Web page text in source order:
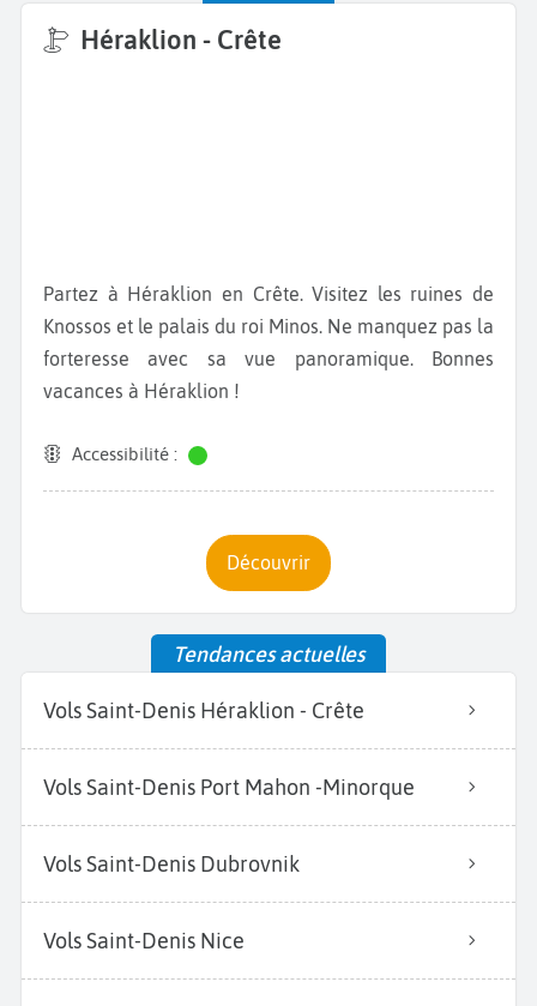
Héraklion - Crête
Partez à Héraklion en Crête. Visitez les ruines de
Knossos et le palais du roi Minos. Ne manquez pas la
forteresse avec sa vue panoramique. Bonnes
vacances à Héraklion !
Accessibilité :
Découvrir
Tendances actuelles
Vols Saint-Denis Héraklion - Crête
Vols Saint-Denis Port Mahon -Minorque
Vols Saint-Denis Dubrovnik
Vols Saint-Denis Nice